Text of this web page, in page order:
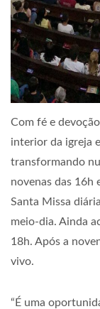
Com fé e
interior da igreja
transformando
novenas das 16h
Santa Missa
meio-dia. Ainda
18h. Após a
vivo.
“É uma